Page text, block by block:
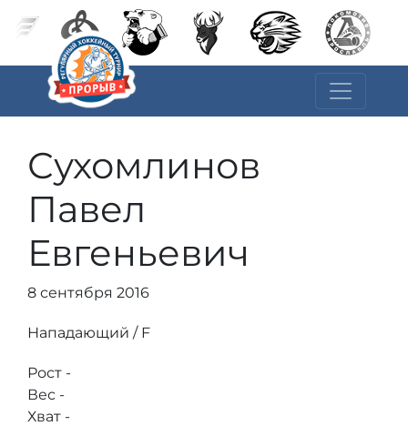
Сухомлинов
Павел
Евгеньевич
8 сентября 2016
Нападающий / F
Рост -
Вес -
Хват -